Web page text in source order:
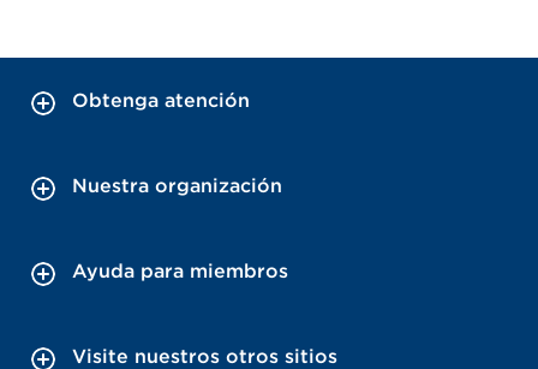
Obtenga atención
Nuestra organización
Ayuda para miembros
Visite nuestros otros sitios